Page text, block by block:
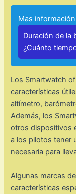
Mas información
Duración de la
¿Cuánto
Los Smartwatch
características
altímetro,
Además, los
otros dispositivos
a los pilotos tener
necesaria para
Algunas marcas
características